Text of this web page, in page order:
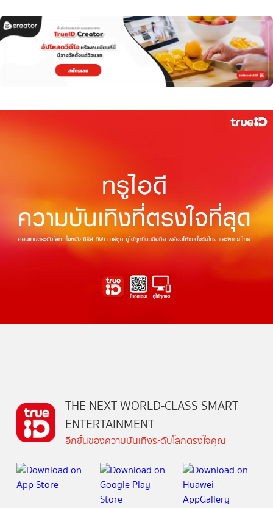
THE NEXT WORLD-CLASS SMART
ENTERTAINMENT
อีกขั้นของความบันเทิงระดับโลกตรงใจคุณ